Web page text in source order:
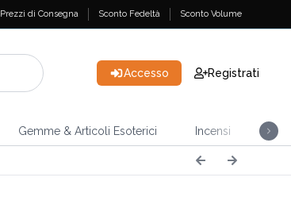
Prezzi di Consegna Sconto Fedeltà Sconto Volume
Accesso Registrati
Gemme & Articoli Esoterici Incensi